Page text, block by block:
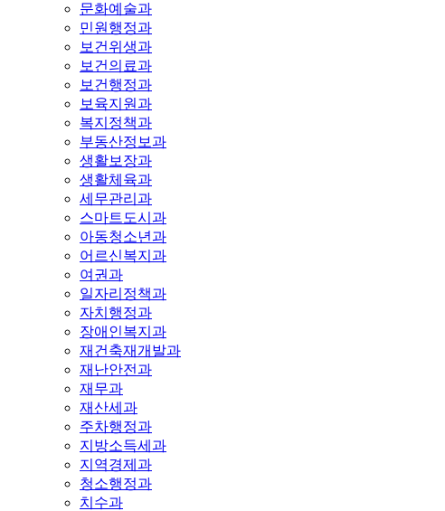
문화예술과
민원행정과
보건위생과
보건의료과
보건행정과
보육지원과
복지정책과
부동산정보과
생활보장과
생활체육과
세무관리과
스마트도시과
아동청소년과
어르신복지과
여권과
일자리정책과
자치행정과
장애인복지과
재건축재개발과
재난안전과
재무과
재산세과
주차행정과
지방소득세과
지역경제과
청소행정과
치수과